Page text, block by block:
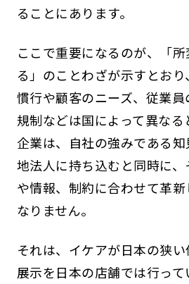
ることにあります。
ここで重要になるのが、「
る」のことわざが示すとお
慣行や顧客のニーズ、従業
規制などは国によって異なる
企業は、自社の強みである
地法人に持ち込むと同時に
や情報、制約に合わせて革
なりません。
それは、イケアが日本の狭
展示を日本の店舗では行って